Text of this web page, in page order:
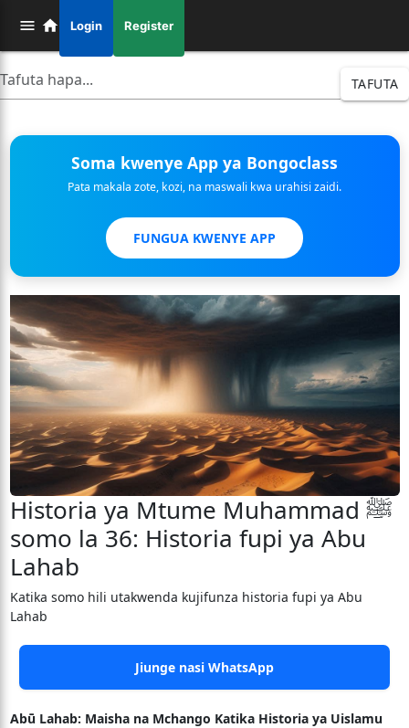
Login Register
TAFUTA
Soma kwenye App ya Bongoclass
Pata makala zote, kozi, na maswali kwa urahisi zaidi.
FUNGUA KWENYE APP
Historia ya Mtume Muhammad ﷺ
somo la 36: Historia fupi ya Abu
Lahab
Katika somo hili utakwenda kujifunza historia fupi ya Abu
Lahab
Jiunge nasi WhatsApp
Abū Lahab: Maisha na Mchango Katika Historia ya Uislamu